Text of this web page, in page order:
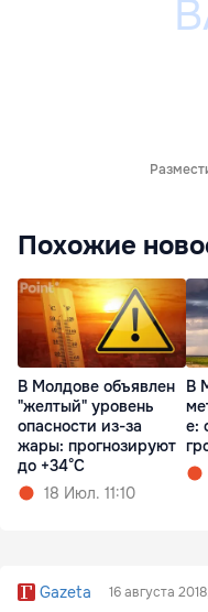
Похожие
В Молдове объявлен
"желтый" уровень
опасности из-за
жары: прогнозируют
до +34°C
18 Июл. 11:10
В
е:
Gazeta 16 августа